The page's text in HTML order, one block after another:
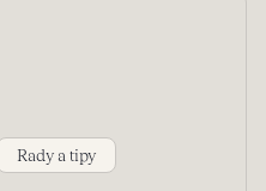
Rady a tipy